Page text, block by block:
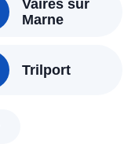
Vaires sur
Marne
Trilport